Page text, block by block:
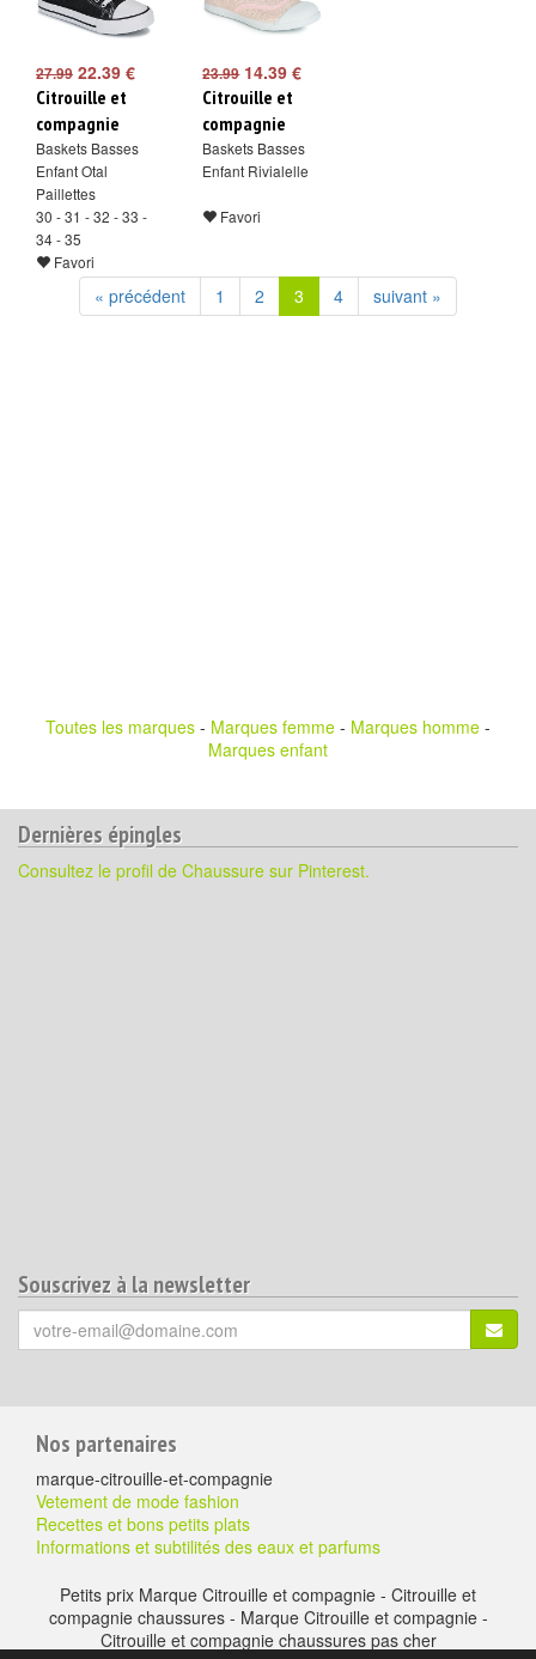
27.99 22.39 €
Citrouille et
compagnie
Baskets Basses
Enfant Otal
Paillettes
30 - 31 - 32 - 33 -
34 - 35
Favori
23.9914.39 €
Citrouille et
compagnie
Baskets Basses
Enfant Rivialelle
Favori
« précédent 1 2 3 4 suivant »
Toutes les marques - Marques femme - Marques homme -
Marques enfant
Dernières épingles
Consultez le profil de Chaussure sur Pinterest.
Souscrivez à la newsletter
Votre
email
Pour
aller
plus
loin
Nos partenaires
marque-citrouille-et-compagnie
Vetement de mode fashion
Recettes et bons petits plats
Informations et subtilités des eaux et parfums
Petits prix Marque Citrouille et compagnie - Citrouille et
compagnie chaussures - Marque Citrouille et compagnie -
Citrouille et compagnie chaussures pas cher